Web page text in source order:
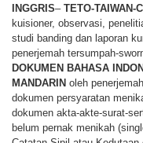
INGGRIS–TETO-TAIWAN-
kuisioner, observasi,
studi banding dan laporan
penerjemah tersumpah-
DOKUMEN BAHASA
MANDARIN oleh
dokumen persyaratan
dokumen akta-akte-surat-
belum pernak menikah